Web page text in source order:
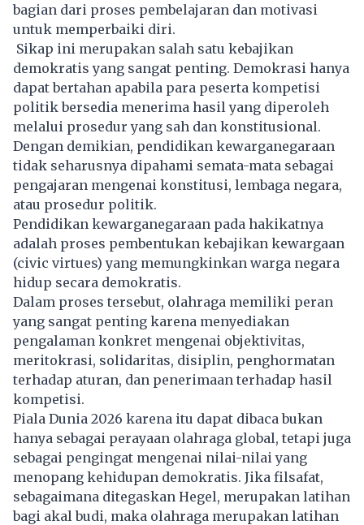
bagian dari proses pembelajaran dan motivasi
untuk memperbaiki diri.
Sikap ini merupakan salah satu kebajikan
demokratis yang sangat penting. Demokrasi hanya
dapat bertahan apabila para peserta kompetisi
politik bersedia menerima hasil yang diperoleh
melalui prosedur yang sah dan konstitusional.
Dengan demikian, pendidikan kewarganegaraan
tidak seharusnya dipahami semata-mata sebagai
pengajaran mengenai konstitusi, lembaga negara,
atau prosedur politik.
Pendidikan kewarganegaraan pada hakikatnya
adalah proses pembentukan kebajikan kewargaan
(civic virtues) yang memungkinkan warga negara
hidup secara demokratis.
Dalam proses tersebut, olahraga memiliki peran
yang sangat penting karena menyediakan
pengalaman konkret mengenai objektivitas,
meritokrasi, solidaritas, disiplin, penghormatan
terhadap aturan, dan penerimaan terhadap hasil
kompetisi.
Piala Dunia 2026 karena itu dapat dibaca bukan
hanya sebagai perayaan olahraga global, tetapi juga
sebagai pengingat mengenai nilai-nilai yang
menopang kehidupan demokratis. Jika filsafat,
sebagaimana ditegaskan Hegel, merupakan latihan
bagi akal budi, maka olahraga merupakan latihan